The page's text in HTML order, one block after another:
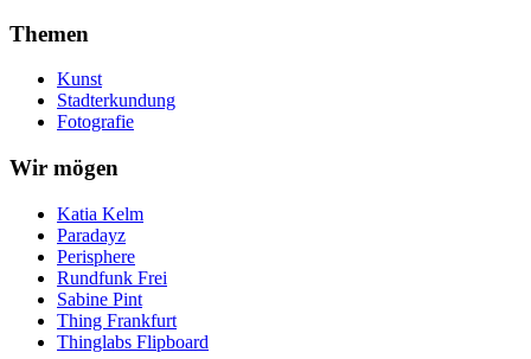
Themen
Kunst
Stadterkundung
Fotografie
Wir mögen
Katia Kelm
Paradayz
Perisphere
Rundfunk Frei
Sabine Pint
Thing Frankfurt
Thinglabs Flipboard